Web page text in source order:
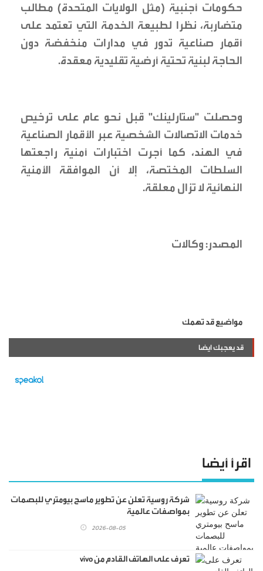
حكومات أجنبية (مثل الولايات المتحدة) مطالب
متضاربة، نظرا لطبيعة الخدمة التي تعتمد على
أقمار صناعية تدور في مدارات منخفضة دون
الحاجة لبنية تحتية أرضية تقليدية معقدة.
وحصلت "ستارلينك" قبل نحو عام على ترخيص
خدمات الاتصالات الشخصية عبر الأقمار الصناعية
في الهند، كما أجرت اختبارات أمنية راجعتها
السلطات المختصة، إلا أن الموافقة الأمنية
النهائية لا تزال معلقة.
المصدر: وكالات
مواضيع قد تهمك
قد يعجبك ايضا
اقرأ أيضا
شركة روسية تعلن عن تطوير ماسح بيومتري للبصمات
بمواصفات عالمية
2026-08-05
تعرف على الهاتف القادم من vivo